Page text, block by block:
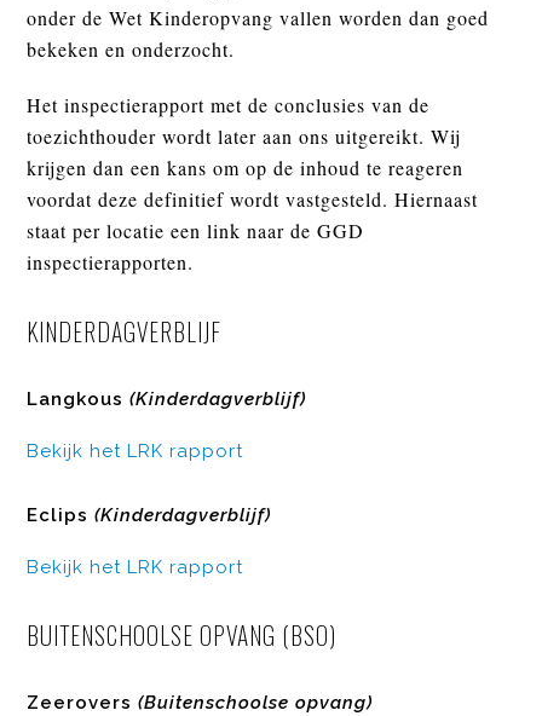
onder de Wet Kinderopvang vallen worden dan goed
bekeken en onderzocht.
Het inspectierapport met de conclusies van de
toezichthouder wordt later aan ons uitgereikt. Wij
krijgen dan een kans om op de inhoud te reageren
voordat deze definitief wordt vastgesteld. Hiernaast
staat per locatie een link naar de GGD
inspectierapporten.
KINDERDAGVERBLIJF
Langkous(Kinderdagverblijf)
Bekijk het LRK rapport
Eclips(Kinderdagverblijf)
Bekijk het LRK rapport
BUITENSCHOOLSE OPVANG (BSO)
Zeerovers(Buitenschoolse opvang)